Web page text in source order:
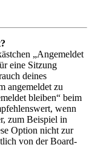
„Angemeldet
eine Sitzung
deines
angemeldet zu
bleiben“ beim
wenn
zum Beispiel in
Option nicht zur
von der Board-